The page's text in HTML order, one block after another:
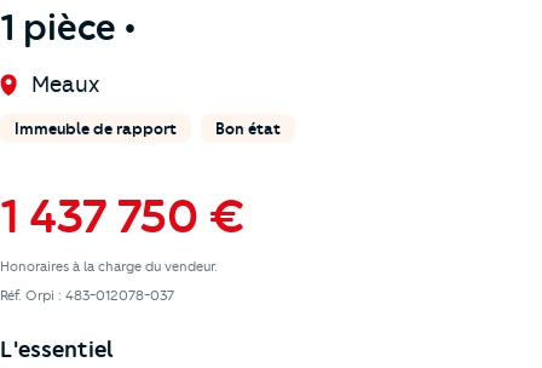
1 pièce •
Meaux
Immeuble de rapport Bon état
1 437 750 €
Honoraires à la charge du vendeur.
Réf. Orpi : 483-012078-037
L'essentiel